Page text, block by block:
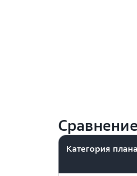
Категория плана